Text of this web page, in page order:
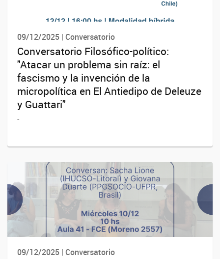
09/12/2025 | Conversatorio
Conversatorio Filosófico-político:
"Atacar un problema sin raíz: el
fascismo y la invención de la
micropolítica en El Antiedipo de Deleuze
y Guattari"
-
09/12/2025 | Conversatorio